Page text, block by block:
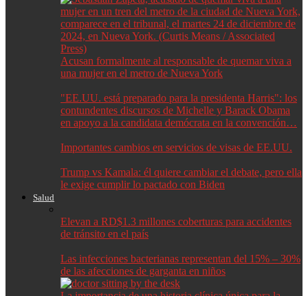
Acusan formalmente al responsable de quemar viva a
una mujer en el metro de Nueva York
"EE.UU. está preparado para la presidenta Harris": los
contundentes discursos de Michelle y Barack Obama
en apoyo a la candidata demócrata en la convención…
Importantes cambios en servicios de visas de EE.UU.
Trump vs Kamala: él quiere cambiar el debate, pero ella
le exige cumplir lo pactado con Biden
Salud
Elevan a RD$1.3 millones coberturas para accidentes
de tránsito en el país
Las infecciones bacterianas representan del 15% – 30%
de las afecciones de garganta en niños